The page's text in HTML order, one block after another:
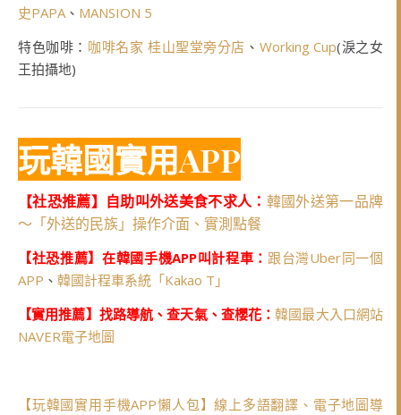
史PAPA、 MANSION 5
特色咖啡： 咖啡名家 桂山聖堂旁分店 、 Working Cup(淚之女
王拍攝地)
玩韓國實用APP
【社恐推薦】自助叫外送美食不求人： 韓國外送第一品牌
～「外送的民族」操作介面、實測點餐
【社恐推薦】在韓國手機APP叫計程車： 跟台灣Uber同一個
APP 、 韓國計程車系統「Kakao T」
【實用推薦】找路導航、查天氣、查櫻花：韓國最大入口網站
NAVER電子地圖
【玩韓國實用手機APP懶人包】線上多語翻譯、電子地圖導